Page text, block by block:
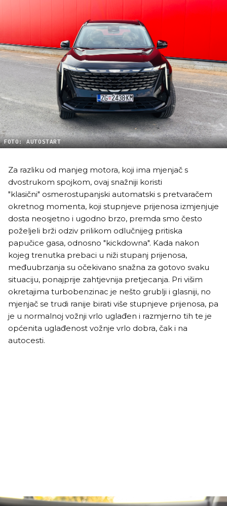
FOTO: AUTOSTART
Za razliku od manjeg motora, koji ima mjenjač s
dvostrukom spojkom, ovaj snažniji koristi
"klasični" osmerostupanjski automatski s pretvaračem
okretnog momenta, koji stupnjeve prijenosa izmjenjuje
dosta neosjetno i ugodno brzo, premda smo često
poželjeli brži odziv prilikom odlučnijeg pritiska
papučice gasa, odnosno "kickdowna". Kada nakon
kojeg trenutka prebaci u niži stupanj prijenosa,
međuubrzanja su očekivano snažna za gotovo svaku
situaciju, ponajprije zahtjevnija pretjecanja. Pri višim
okretajima turbobenzinac je nešto grublji i glasniji, no
mjenjač se trudi ranije birati više stupnjeve prijenosa, pa
je u normalnoj vožnji vrlo uglađen i razmjerno tih te je
općenita uglađenost vožnje vrlo dobra, čak i na
autocesti.